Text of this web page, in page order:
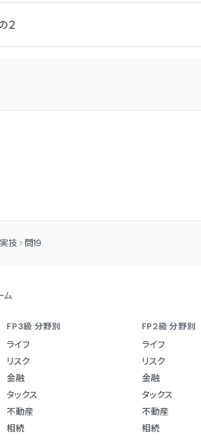
２
技 問19
ム
FP3級 分野別
ライフ
リスク
金融
タックス
不動産
相続
FP2級 分野別
ライフ
リスク
金融
タックス
不動産
相続